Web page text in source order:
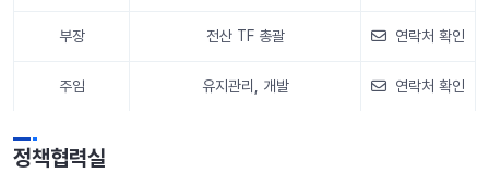
부장 전산 TF 총괄 연락처 확인
주임 유지관리, 개발 연락처 확인
정책협력실